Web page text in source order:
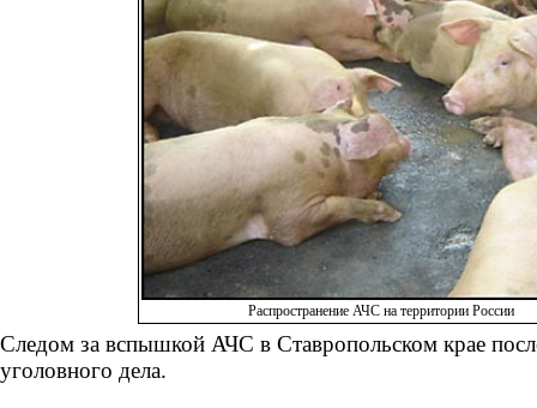
Распространение АЧС на территории России
Следом за вспышкой АЧС в Ставропольском крае
уголовного дела.